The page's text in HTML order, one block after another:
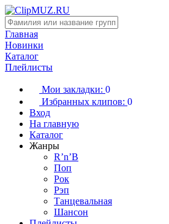
Главная
Новинки
Каталог
Плейлисты
Мои закладки: 0
Избранных клипов: 0
Вход
На главную
Каталог
Жанры
R’n’B
Поп
Рок
Рэп
Танцевальная
Шансон